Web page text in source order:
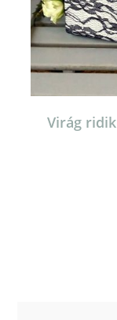
Virág